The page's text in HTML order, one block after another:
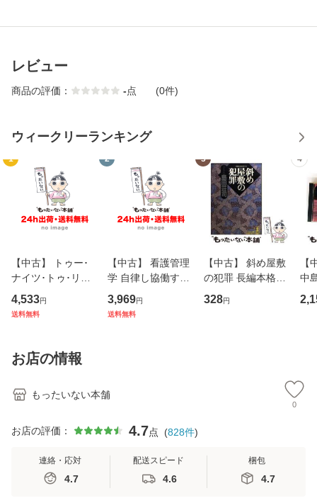
レビュー
商品の評価： -点 (0件)
ウィークリーランキング
1
【中古】 トゥー･
ナイツ･トゥ･リメ
ンバー / フェア・
ウォーニング / [C
4,533円
送料無料
2
【中古】 看護管理
学 自律し協働する
専門職の看護マネ
ジメントスキル 改
3,969円
送料無料
3
【中古】 斜め屋敷
の犯罪 長編本格推
理小説 (光文社文
庫) / 島田荘司 / 光
328円
4
【
中島
【
料
お店の情報
もったいない本舗
0
お店の評価： 4.7点 (828件)
連絡・応対
4.7
配送スピード
4.6
梱包
4.7